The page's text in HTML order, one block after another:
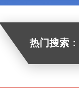
热门搜索：